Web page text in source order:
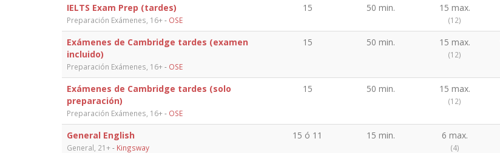
IELTS Exam Prep (tardes)
Preparación Exámenes, 16+- OSE
15 50 min. 15 max.
(12)
Exámenes de Cambridge tardes (examen
incluido)
Preparación Exámenes, 16+- OSE
15 50 min. 15 max.
(12)
Exámenes de Cambridge tardes (solo
preparación)
Preparación Exámenes, 16+- OSE
15 50 min. 15 max.
(12)
General English
General, 21+- Kingsway
15 ó 11 15 min. 6 max.
(4)